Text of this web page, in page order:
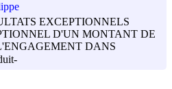
EXCEPTIONNELS
D'UN MONTANT DE
DANS